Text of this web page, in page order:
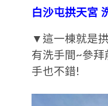
白沙屯拱天宮
▼這一棟就是
有洗手間~參
手也不錯!